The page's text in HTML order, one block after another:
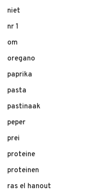
niet
nr 1
om
oregano
paprika
pasta
pastinaak
peper
prei
proteine
proteinen
ras el hanout